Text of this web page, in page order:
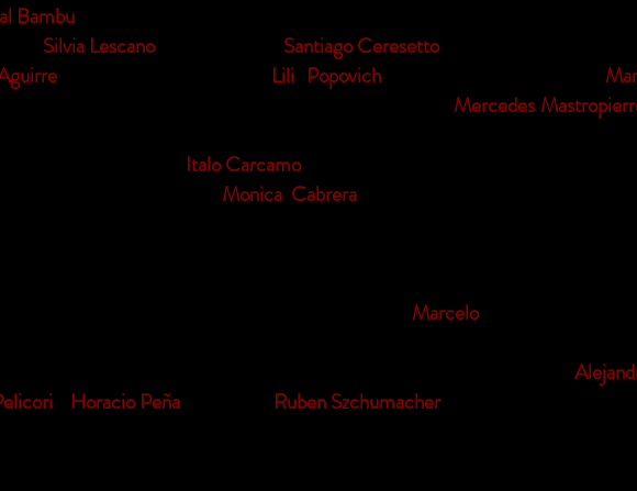
Bambuformado por artistas de Honduras, Guatemala y El Salvador. Leyendas
Silvia Lescano, y actuacion de Santiago Ceresetto.
Lili Popovichse presento la obra de
Mercedes
Italo Carcamo, dos espectáculos de títeres para adultos.
Monica Cabreravolvió a nuestro espacio con su
Marcelo.
Horacio Peña Ruben Szchumacher.